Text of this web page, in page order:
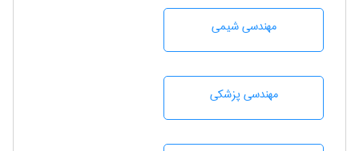
مهندسي شيمی
مهندسی پزشکی